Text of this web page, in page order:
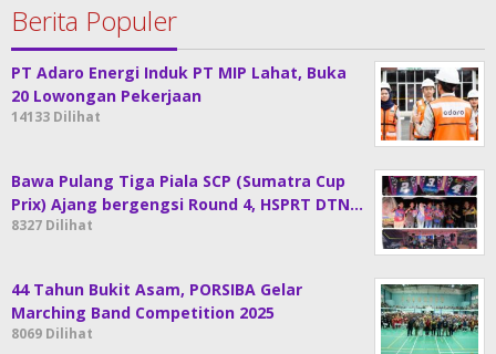
Berita Populer
PT Adaro Energi Induk PT MIP Lahat, Buka
20 Lowongan Pekerjaan
14133 Dilihat
Bawa Pulang Tiga Piala SCP (Sumatra Cup
Prix) Ajang bergengsi Round 4, HSPRT DTN…
8327 Dilihat
44 Tahun Bukit Asam, PORSIBA Gelar
Marching Band Competition 2025
8069 Dilihat